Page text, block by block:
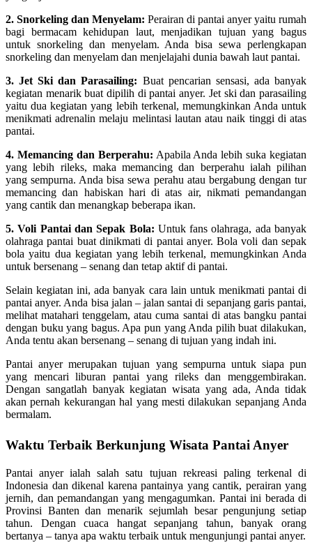
2. Snorkeling dan Menyelam: Perairan di pantai anyer yaitu rumah
bagi bermacam kehidupan laut, menjadikan tujuan yang bagus
untuk snorkeling dan menyelam. Anda bisa sewa perlengkapan
snorkeling dan menyelam dan menjelajahi dunia bawah laut pantai.
3. Jet Ski dan Parasailing: Buat pencarian sensasi, ada banyak
kegiatan menarik buat dipilih di pantai anyer. Jet ski dan parasailing
yaitu dua kegiatan yang lebih terkenal, memungkinkan Anda untuk
menikmati adrenalin melaju melintasi lautan atau naik tinggi di atas
pantai.
4. Memancing dan Berperahu: Apabila Anda lebih suka kegiatan
yang lebih rileks, maka memancing dan berperahu ialah pilihan
yang sempurna. Anda bisa sewa perahu atau bergabung dengan tur
memancing dan habiskan hari di atas air, nikmati pemandangan
yang cantik dan menangkap beberapa ikan.
5. Voli Pantai dan Sepak Bola: Untuk fans olahraga, ada banyak
olahraga pantai buat dinikmati di pantai anyer. Bola voli dan sepak
bola yaitu dua kegiatan yang lebih terkenal, memungkinkan Anda
untuk bersenang – senang dan tetap aktif di pantai.
Selain kegiatan ini, ada banyak cara lain untuk menikmati pantai di
pantai anyer. Anda bisa jalan – jalan santai di sepanjang garis pantai,
melihat matahari tenggelam, atau cuma santai di atas bangku pantai
dengan buku yang bagus. Apa pun yang Anda pilih buat dilakukan,
Anda tentu akan bersenang – senang di tujuan yang indah ini.
Pantai anyer merupakan tujuan yang sempurna untuk siapa pun
yang mencari liburan pantai yang rileks dan menggembirakan.
Dengan sangatlah banyak kegiatan wisata yang ada, Anda tidak
akan pernah kekurangan hal yang mesti dilakukan sepanjang Anda
bermalam.
Waktu Terbaik Berkunjung Wisata Pantai Anyer
Pantai anyer ialah salah satu tujuan rekreasi paling terkenal di
Indonesia dan dikenal karena pantainya yang cantik, perairan yang
jernih, dan pemandangan yang mengagumkan. Pantai ini berada di
Provinsi Banten dan menarik sejumlah besar pengunjung setiap
tahun. Dengan cuaca hangat sepanjang tahun, banyak orang
bertanya – tanya apa waktu terbaik untuk mengunjungi pantai anyer.